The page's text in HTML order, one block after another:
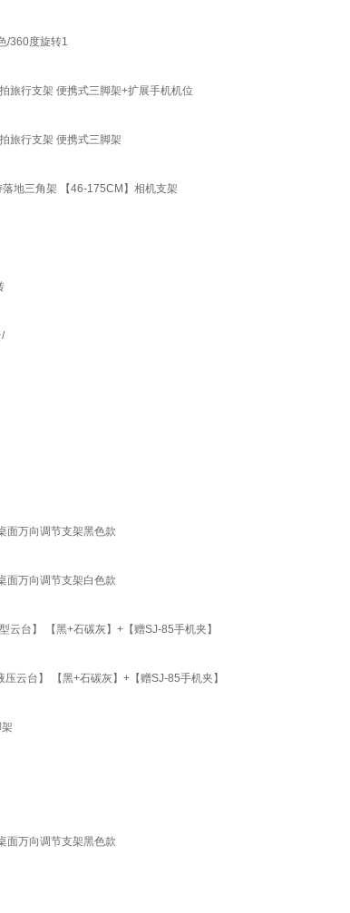
/360度旋转1
旅行支架 便携式三脚架+扩展手机机位
旅行支架 便携式三脚架
地三角架 【46-175CM】相机支架
面万向调节支架黑色款
面万向调节支架白色款
台】 【黑+石碳灰】+【赠SJ-85手机夹】
云台】 【黑+石碳灰】+【赠SJ-85手机夹】
面万向调节支架黑色款